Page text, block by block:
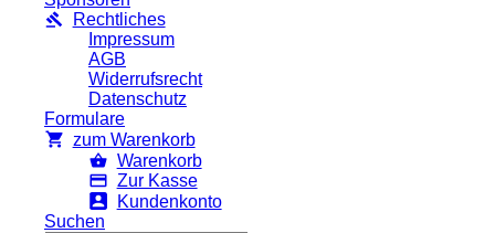
Rechtliches
Impressum
AGB
Widerrufsrecht
Datenschutz
Formulare
zum Warenkorb
Warenkorb
Zur Kasse
Kundenkonto
Suchen